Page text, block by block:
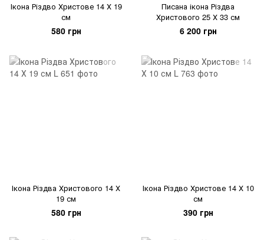
Ікона Різдво Христове 14 Х 19
см
580 грн
Писана ікона Різдва
Христового 25 Х 33 см
6 200 грн
Ікона Різдва Христового 14 Х
19 см
580 грн
Ікона Різдво Христове 14 Х 10
см
390 грн